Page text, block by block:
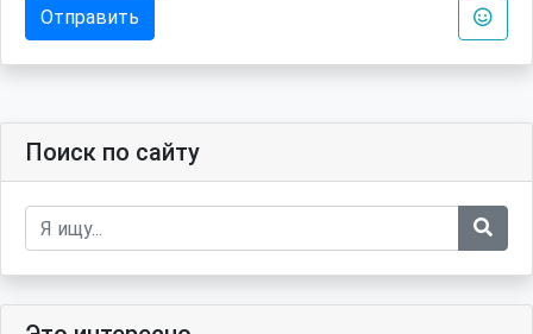
Отправить
Поиск по сайту